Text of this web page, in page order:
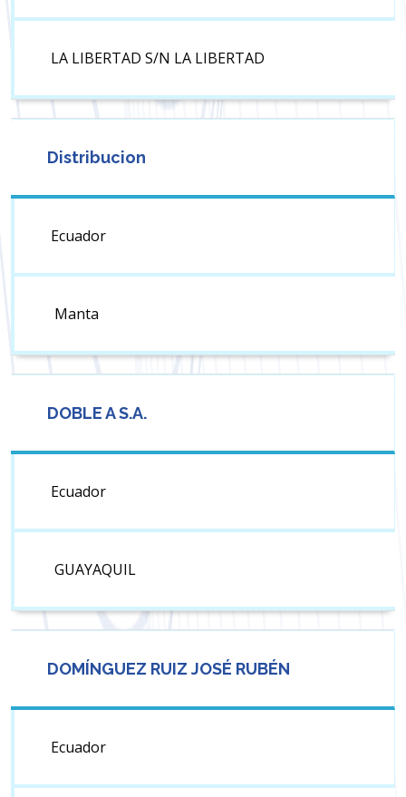
LA LIBERTAD S/N LA LIBERTAD
Distribucion
Ecuador
Manta
DOBLE A S.A.
Ecuador
GUAYAQUIL
DOMÍNGUEZ RUIZ JOSÉ RUBÉN
Ecuador